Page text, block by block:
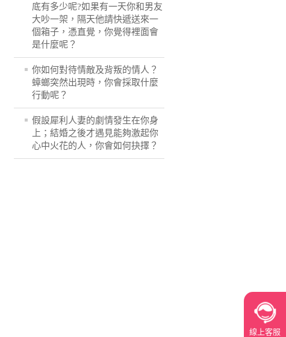
線上客服
底有多少呢?如果有一天你和男友
大吵一架，隔天他請快遞送來一
個箱子，憑直覺，你覺得裡面會
是什麼呢？
你如何對待情敵及背叛的情人？
蟑螂突然出現時，你會採取什麼
行動呢？
假設犀利人妻的劇情發生在你身
上；結婚之後才遇見能夠激起你
心中火花的人，你會如何抉擇？